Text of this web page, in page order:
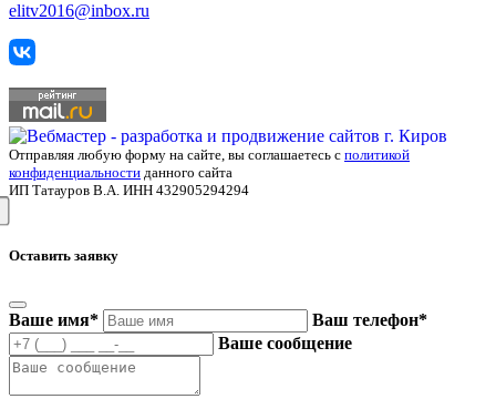
elitv2016@inbox.ru
Отправляя любую форму на сайте, вы соглашаетесь с политикой
конфиденциальности данного сайта
ИП Татауров В.А. ИНН 432905294294
Оставить заявку
Ваше имя* Ваш телефон*
Ваше сообщение